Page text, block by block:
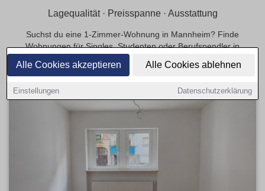
Alle Cookies akzeptieren Alle Cookies ablehnen
Einstellungen Datenschutzerklärung
Lagequalität · Preisspanne · Ausstattung
Suchst du eine 1-Zimmer-Wohnung in Mannheim? Finde
Wohnungen für Singles, Studenten oder Berufspendler in
ruhiger oder zentraler Lage, die zu deinem Budget passen.